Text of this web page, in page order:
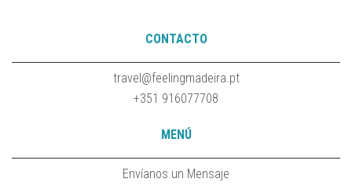
CONTACTO
travel@feelingmadeira.pt
+351 916077708
MENÚ
Envíanos un Mensaje